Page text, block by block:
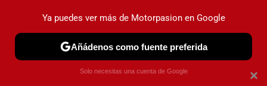
PRUEBAS COCHES ELÉCTRICOS OBSERVATORIO
×
Ya puedes ver más de Motorpasion en Google
Añádenos como fuente preferida
Solo necesitas una cuenta de Google